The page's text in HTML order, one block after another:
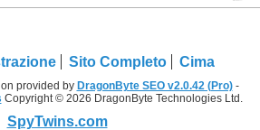
Sito Completo Cima
provided by DragonByte SEO v2.0.42 (Pro)-
Copyright © 2026 DragonByte Technologies Ltd.
SpyTwins.com